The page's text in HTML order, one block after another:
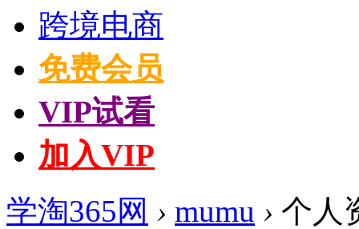
跨境电商
免费会员
VIP试看
加入VIP
学淘365网 › mumu › 个人